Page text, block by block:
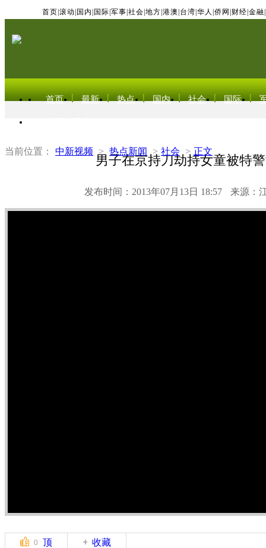
首页 滚动 国内 国际 军事 社会 地方 港澳 台湾 华人 侨网 财经 金融
首页 最新 热点 国内 社会 国际
当前位置： 中新视频 > 热点新闻 > 社会 > 正文
男子在京持刀劫持女童被特
发布时间：2013年07月13日 18:57 来源：
0 顶 收藏